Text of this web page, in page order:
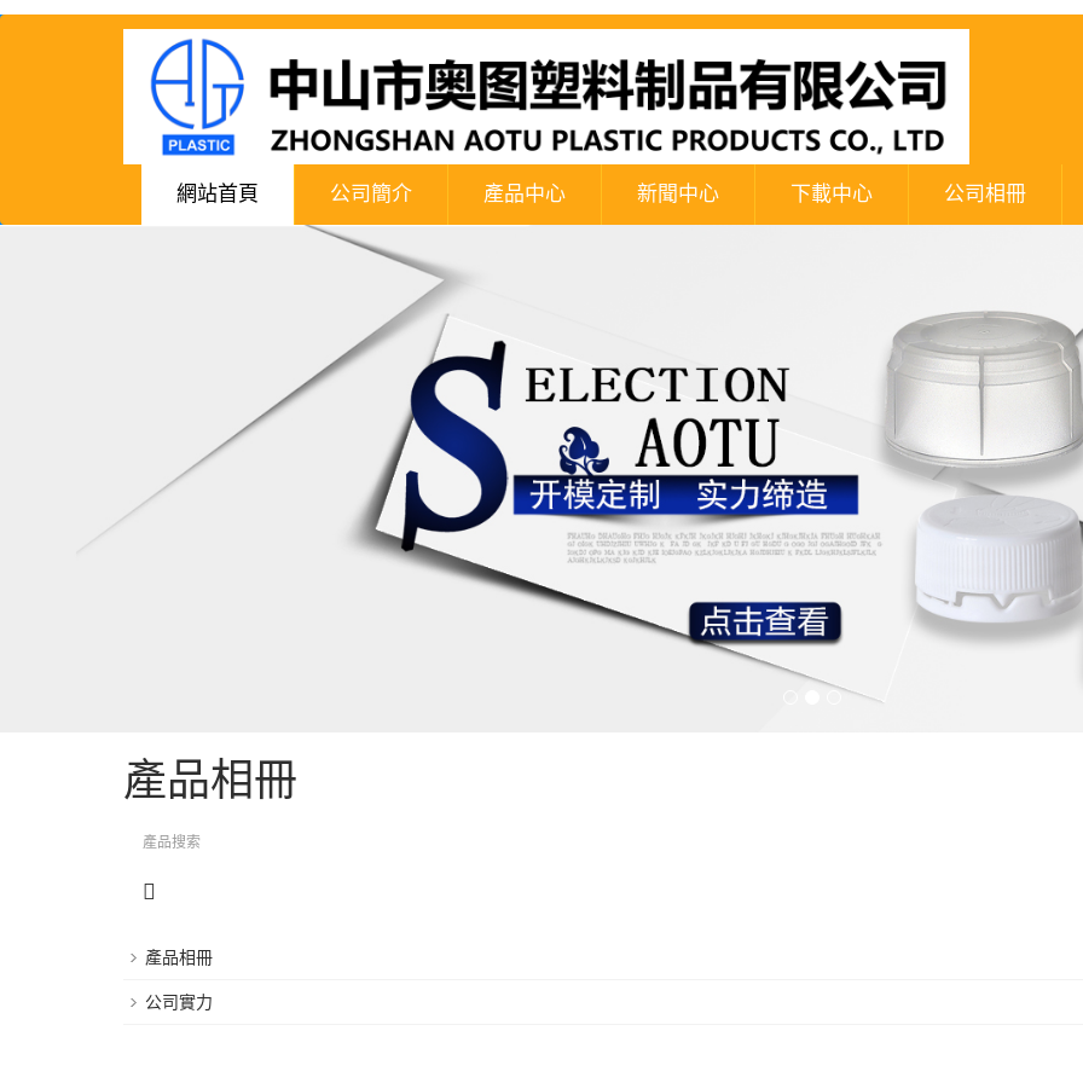
網站首頁 公司簡介 產品中心 新聞中心 下載中心 公司相冊
產品相冊
產品相冊
公司實力